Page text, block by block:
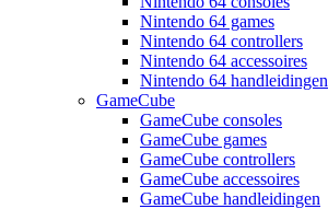
Nintendo 64 games
Nintendo 64 controllers
Nintendo 64 accessoires
Nintendo 64 handleidingen
GameCube
GameCube consoles
GameCube games
GameCube controllers
GameCube accessoires
GameCube handleidingen